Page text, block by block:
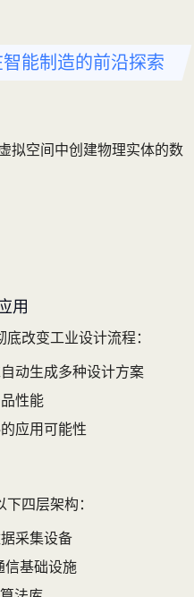
能制造的前沿探索
拟空间中创建物理实体的数
用
改变工业设计流程：
动生成多种设计方案
性能
应用可能性
四层架构：
采集设备
信基础设施